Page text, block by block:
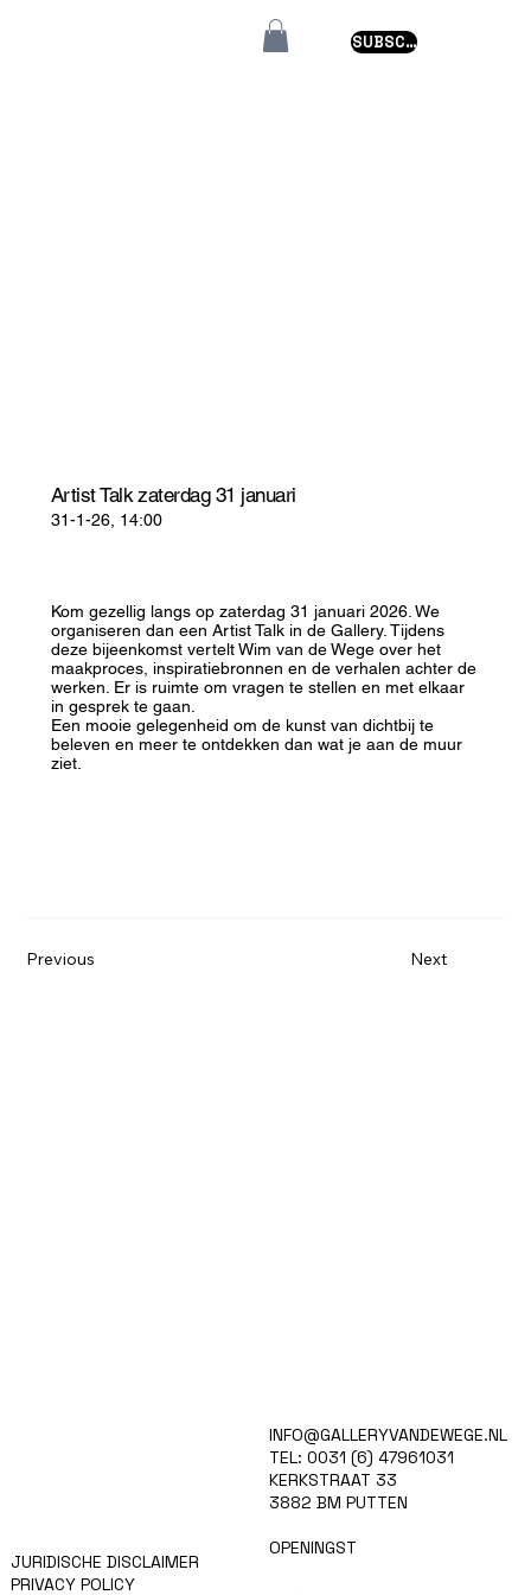
SUBSCRIBE
Artist Talk zaterdag 31 januari
31-1-26, 14:00
Kom gezellig langs op zaterdag 31 januari 2026. We
organiseren dan een Artist Talk in de Gallery. Tijdens
deze bijeenkomst vertelt Wim van de Wege over het
maakproces, inspiratiebronnen en de verhalen achter de
werken. Er is ruimte om vragen te stellen en met elkaar
in gesprek te gaan.
Een mooie gelegenheid om de kunst van dichtbij te
beleven en meer te ontdekken dan wat je aan de muur
ziet.
Previous Next
JURIDISCHE DISCLAIMER
PRIVACY POLICY
INFO@GALLERYVANDEWEGE.NL
TEL: 0031 (6) 47961031
KERKSTRAAT 33
3882 BM PUTTEN
OPENINGST